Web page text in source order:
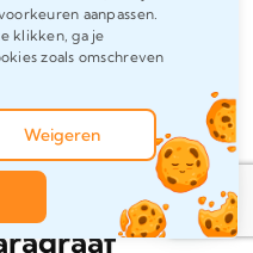
aanpassen.
klikken, ga je
zoals omschreven
Weigeren
een plagiaat
blijven altijd
tekst naar